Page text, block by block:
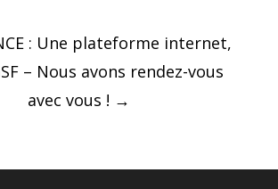
: Une plateforme internet,
– Nous avons rendez-vous
avec vous ! →